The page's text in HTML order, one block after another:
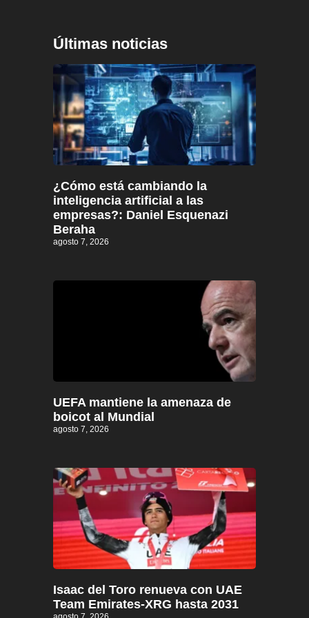
Últimas noticias
¿Cómo está cambiando la
inteligencia artificial a las
empresas?: Daniel Esquenazi
Beraha
agosto 7, 2026
UEFA mantiene la amenaza de
boicot al Mundial
agosto 7, 2026
Isaac del Toro renueva con UAE
Team Emirates-XRG hasta 2031